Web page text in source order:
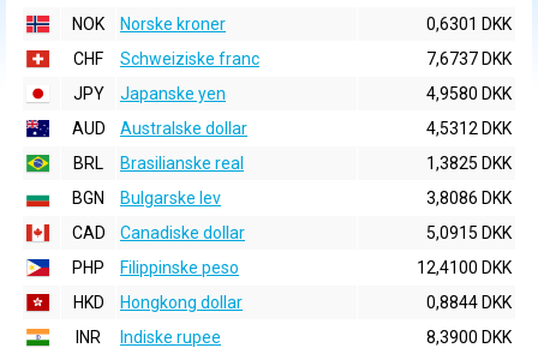
NOK
Norske kroner
0,6301 DKK
CHF
Schweiziske franc
7,6737 DKK
JPY
Japanske yen
4,9580 DKK
AUD
Australske dollar
4,5312 DKK
BRL
Brasilianske real
1,3825 DKK
BGN
Bulgarske lev
3,8086 DKK
CAD
Canadiske dollar
5,0915 DKK
PHP
Filippinske peso
12,4100 DKK
HKD
Hongkong dollar
0,8844 DKK
INR
Indiske rupee
8,3900 DKK